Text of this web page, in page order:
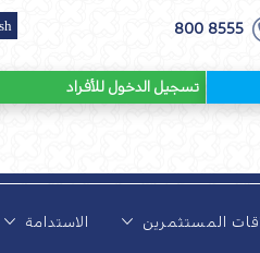
800 8555
تسجيل الدخول للأفراد
المستثمرين الاستدامة